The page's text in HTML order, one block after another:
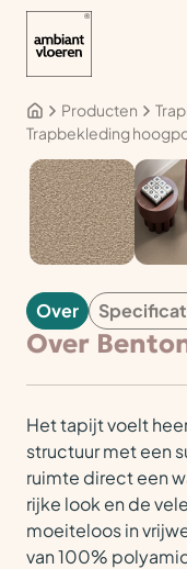
Producten
Trapbekleding
TAPIJT
Over
Over
Het tapijt voelt
structuur met een
ruimte direct een
rijke look en de
moeiteloos in
van 100%